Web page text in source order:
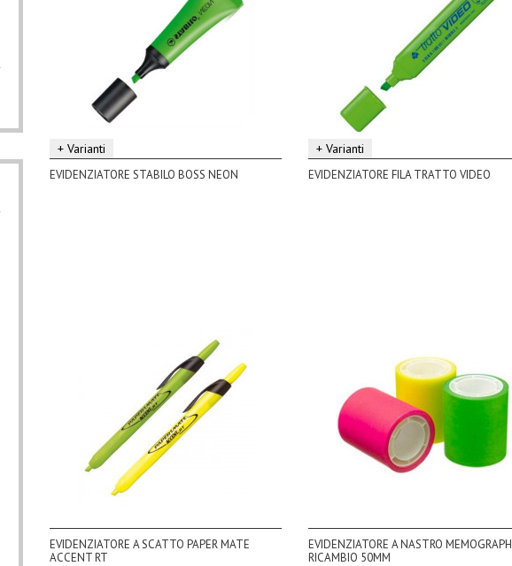
+ Varianti
EVIDENZIATORE STABILO BOSS NEON
+ Varianti
EVIDENZIATORE FILA TRATTO VIDEO
EVIDENZIATORE A SCATTO PAPER MATE
ACCENT RT
EVIDENZIATORE A NASTRO MEMOGRAPH
RICAMBIO 50MM